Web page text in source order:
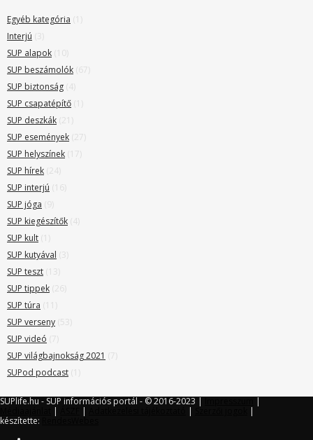
Egyéb kategória (1)
Interjú (3)
SUP alapok (10)
SUP beszámolók (67)
SUP biztonság (4)
SUP csapatépítő (1)
SUP deszkák (21)
SUP események (27)
SUP helyszínek (17)
SUP hírek (24)
SUP interjú (16)
SUP jóga (9)
SUP kiegészítők (4)
SUP kult (1)
SUP kutyával (3)
SUP teszt (13)
SUP tippek (26)
SUP túra (11)
SUP verseny (53)
SUP videó (7)
SUP világbajnokság 2021 (7)
SUPod podcast (1)
SUPlife.hu - SUP információs portál - © 2016-2023 |
készítette: